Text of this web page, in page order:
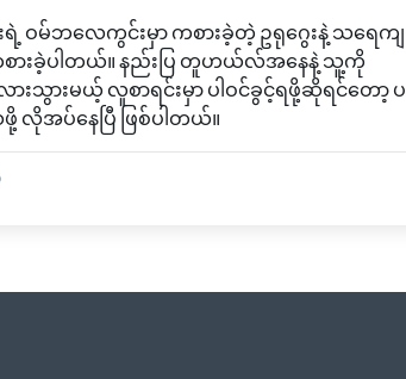
ဝမ်ဘလေကွင်းမှာ ကစားခဲ့တဲ့ ဥရုဂွေးနဲ့ သရေကျ
စားခဲ့ပါတယ်။ နည်းပြ တူဟယ်လ်အနေနဲ့ သူ့ကို
းသွားမယ့် လူစာရင်းမှာ ပါဝင်ခွင့်ရဖို့ဆိုရင်တော့ ပ
လိုအပ်နေပြီ ဖြစ်ပါတယ်။